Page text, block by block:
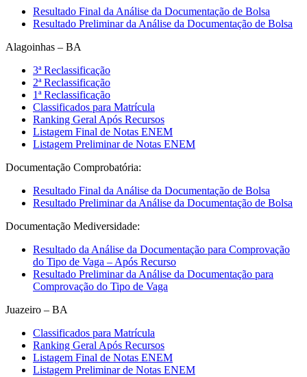
Resultado Final da Análise da Documentação de Bolsa
Resultado Preliminar da Análise da Documentação de Bolsa
Alagoinhas – BA
3ª Reclassificação
2ª Reclassificação
1ª Reclassificação
Classificados para Matrícula
Ranking Geral Após Recursos
Listagem Final de Notas ENEM
Listagem Preliminar de Notas ENEM
Documentação Comprobatória:
Resultado Final da Análise da Documentação de Bolsa
Resultado Preliminar da Análise da Documentação de Bolsa
Documentação Mediversidade:
Resultado da Análise da Documentação para Comprovação
do Tipo de Vaga – Após Recurso
Resultado Preliminar da Análise da Documentação para
Comprovação do Tipo de Vaga
Juazeiro – BA
Classificados para Matrícula
Ranking Geral Após Recursos
Listagem Final de Notas ENEM
Listagem Preliminar de Notas ENEM